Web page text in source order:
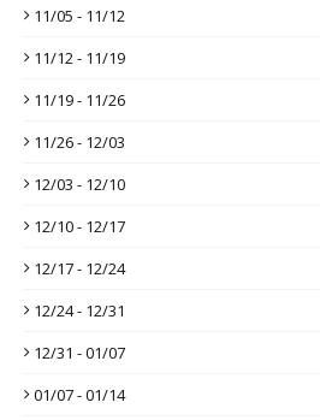
11/05 - 11/12
11/12 - 11/19
11/19 - 11/26
11/26 - 12/03
12/03 - 12/10
12/10 - 12/17
12/17 - 12/24
12/24 - 12/31
12/31 - 01/07
01/07 - 01/14